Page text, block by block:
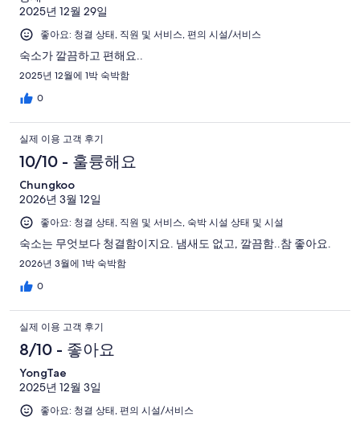
2025년 12월 29일
좋아요: 청결 상태, 직원 및 서비스, 편의 시설/서비스
숙소가 깔끔하고 편해요..
2025년 12월에 1박 숙박함
0
실제 이용 고객 후기
10/10 - 훌륭해요
Chungkoo
2026년 3월 12일
좋아요: 청결 상태, 직원 및 서비스, 숙박 시설 상태 및 시설
숙소는 무엇보다 청결함이지요. 냄새도 없고, 깔끔함..참 좋아요.
2026년 3월에 1박 숙박함
0
실제 이용 고객 후기
8/10 - 좋아요
YongTae
2025년 12월 3일
좋아요: 청결 상태, 편의 시설/서비스